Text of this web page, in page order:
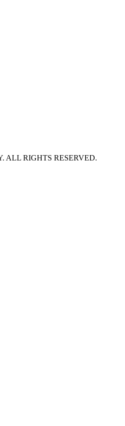
ALL RIGHTS RESERVED.